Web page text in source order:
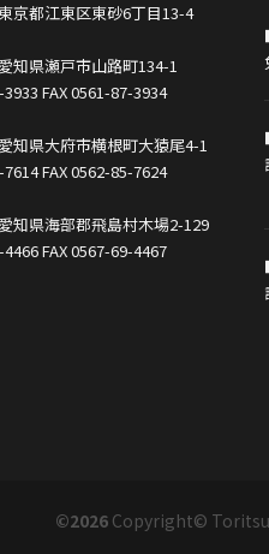
京都江東区東砂6丁目13-4
知県瀬戸市山路町134-1
FAX 0561-87-3934
知県大府市横根町大猿尾4-1
FAX 0562-85-7624
知県海部郡飛島村木場2-129
FAX 0567-69-4467
©2026 Copyright©